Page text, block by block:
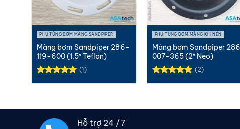
PHỤ TÙNG BƠM MÀNG SANDPIPER
Màng bơm Sandpiper 286-
119-600 (1.5″ Teflon)
Được xếp
(1)
PHỤ TÙNG BƠM MÀNG KHÍ NÉN
Màng bơm Sandpiper
007-365 (2″ Neo)
Được xếp
(2)
Hỗ trợ 24 /7